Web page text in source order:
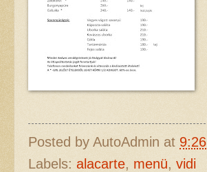
Posted by AutoAdmin at 9:26
Labels: alacarte, menü, vidi